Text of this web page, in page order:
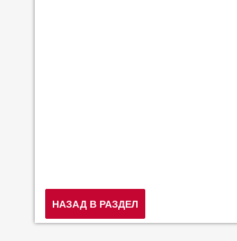
НАЗАД В РАЗДЕЛ